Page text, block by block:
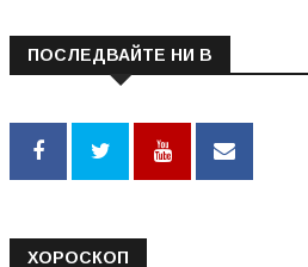
ПОСЛЕДВАЙТЕ НИ В
ХОРОСКОП